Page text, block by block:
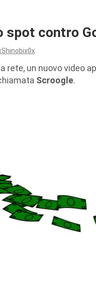
spot contro
rete, un nuovo video
Scroogle.